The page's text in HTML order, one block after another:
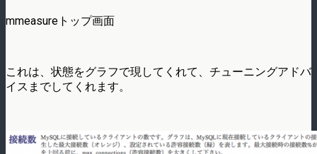
mmeasureトップ画面
これは、状態をグラフで現してくれて、チューニングアドバ
イスまでしてくれます。